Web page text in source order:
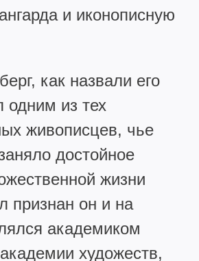
и иконописную
как назвали его
одним из тех
живописцев, чье
достойное
жизни
признан он и на
академиком
художеств,